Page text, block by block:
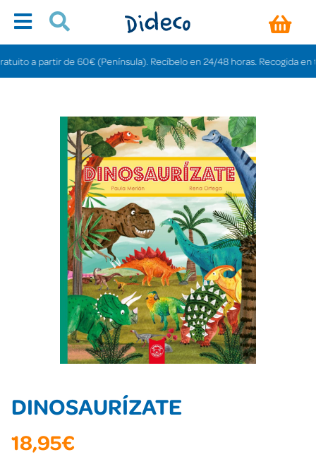
a partir de 60€ (Península). Recíbelo en 24/48 horas. Recogida en
DINOSAURÍZATE
18,95€